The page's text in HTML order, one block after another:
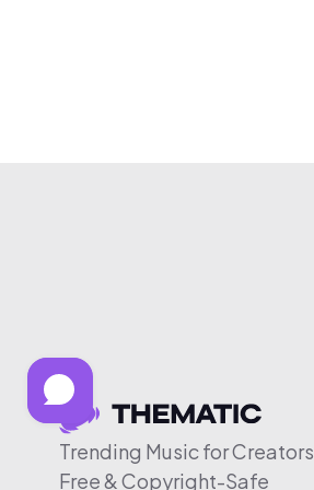
Trending Music for Creators
Free & Copyright-Safe